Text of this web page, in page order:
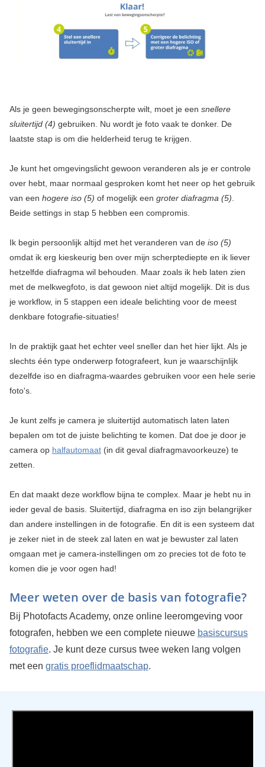
Als je geen bewegingsonscherpte wilt, moet je een snellere
sluitertijd (4) gebruiken. Nu wordt je foto vaak te donker. De
laatste stap is om die helderheid terug te krijgen.
Je kunt het omgevingslicht gewoon veranderen als je er controle
over hebt, maar normaal gesproken komt het neer op het gebruik
van een hogere iso (5) of mogelijk een groter diafragma (5).
Beide settings in stap 5 hebben een compromis.
Ik begin persoonlijk altijd met het veranderen van de iso (5)
omdat ik erg kieskeurig ben over mijn scherptediepte en ik liever
hetzelfde diafragma wil behouden. Maar zoals ik heb laten zien
met de melkwegfoto, is dat gewoon niet altijd mogelijk. Dit is dus
je workflow, in 5 stappen een ideale belichting voor de meest
denkbare fotografie-situaties!
In de praktijk gaat het echter veel sneller dan het hier lijkt. Als je
slechts één type onderwerp fotografeert, kun je waarschijnlijk
dezelfde iso en diafragma-waardes gebruiken voor een hele serie
foto's.
Je kunt zelfs je camera je sluitertijd automatisch laten laten
bepalen om tot de juiste belichting te komen. Dat doe je door je
camera op halfautomaat(in dit geval diafragmavoorkeuze) te
zetten.
En dat maakt deze workflow bijna te complex. Maar je hebt nu in
ieder geval de basis. Sluitertijd, diafragma en iso zijn belangrijker
dan andere instellingen in de fotografie. En dit is een systeem dat
je zeker niet in de steek zal laten en wat je bewuster zal laten
omgaan met je camera-instellingen om zo precies tot de foto te
komen die je voor ogen had!
Meer weten over de basis van fotografie?
Bij Photofacts Academy, onze online leeromgeving voor
fotografen, hebben we een complete nieuwe basiscursus
fotografie. Je kunt deze cursus twee weken lang volgen
met een gratis proeflidmaatschap.